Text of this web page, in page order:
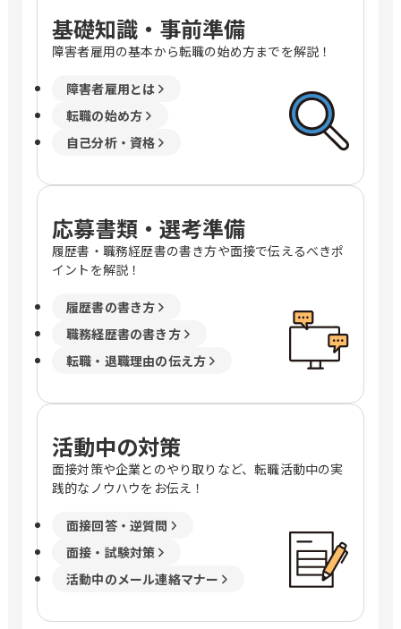
基礎知識・事前準備
障害者雇用の基本から転職の始め方までを解説！
障害者雇用とは
転職の始め方
自己分析・資格
応募書類・選考準備
履歴書・職務経歴書の書き方や面接で伝えるべきポ
イントを解説！
履歴書の書き方
職務経歴書の書き方
転職・退職理由の伝え方
活動中の対策
面接対策や企業とのやり取りなど、転職活動中の実
践的なノウハウをお伝え！
面接回答・逆質問
面接・試験対策
活動中のメール連絡マナー